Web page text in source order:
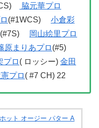
脇元華プロ
(#1WCS) 小倉彩
(#7S)
岡山絵里プロ
原まりあプロ (#5)
プロ ( ロッシー) 金田
プロ ( #7 CH) 22
ット オージー パター A